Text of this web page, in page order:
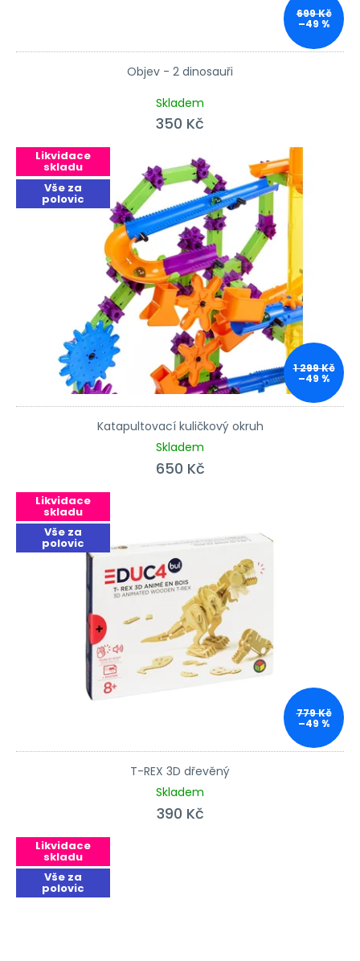
699 Kč
–49 %
Objev - 2 dinosauři
Skladem
350 Kč
Likvidace
skladu
Vše za
polovic
1 299 Kč
–49 %
Katapultovací kuličkový okruh
Skladem
650 Kč
Likvidace
skladu
Vše za
polovic
779 Kč
–49 %
T-REX 3D dřevěný
Skladem
390 Kč
Likvidace
skladu
Vše za
polovic